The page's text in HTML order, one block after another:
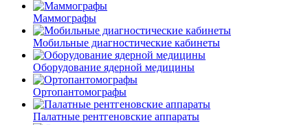
Маммографы
Мобильные диагностические кабинеты
Оборудование ядерной медицины
Ортопантомографы
Палатные рентгеновские аппараты